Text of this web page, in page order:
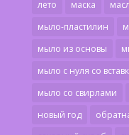
лето
маска
мыло-пластилин
мыло из основы
мыло с нуля со
мыло со свирлами
новый год